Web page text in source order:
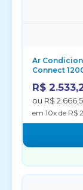
Ar
Connect
R$
ou R$
em 10x de R$